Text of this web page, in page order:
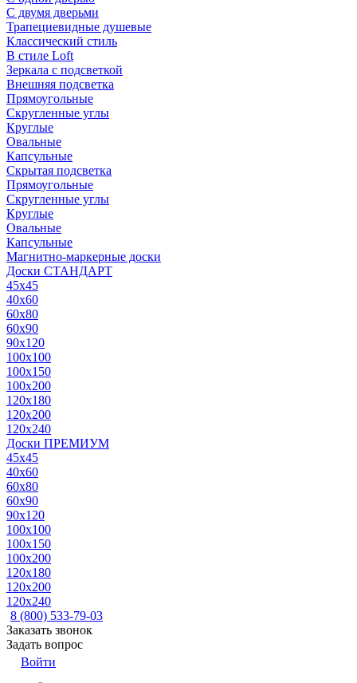
С двумя дверьми
Трапециевидные душевые
Классический стиль
В стиле Loft
Зеркала с подсветкой
Внешняя подсветка
Прямоугольные
Скругленные углы
Круглые
Овальные
Капсульные
Скрытая подсветка
Прямоугольные
Скругленные углы
Круглые
Овальные
Капсульные
Магнитно-маркерные доски
Доски СТАНДАРТ
45x45
40x60
60x80
60x90
90x120
100x100
100x150
100x200
120x180
120x200
120x240
Доски ПРЕМИУМ
45x45
40x60
60x80
60x90
90x120
100x100
100x150
100x200
120x180
120x200
120x240
8 (800) 533-79-03
Заказать звонок
Задать вопрос
Войти